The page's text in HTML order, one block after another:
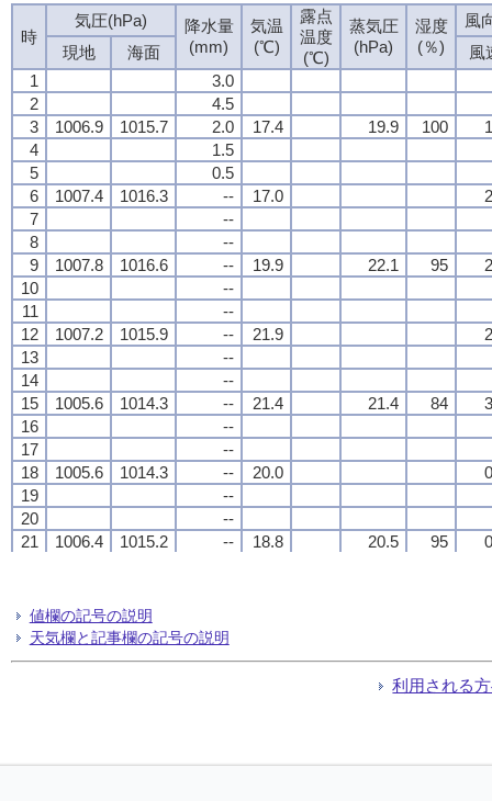
時
気圧(hPa)
降水量
(mm)
気温
(℃)
露点
温度
(℃)
蒸気圧
(hPa)
湿度
(％)
風
現地
海面
風
1
3.0
2
4.5
3
1006.9 1015.7 2.0 17.4 19.9 100
4
1.5
5
0.5
6
1007.4 1016.3 -- 17.0
7
--
8
--
9
1007.8 1016.6 -- 19.9 22.1 95
10
--
11
--
12
1007.2 1015.9 -- 21.9
13
--
14
--
15
1005.6 1014.3 -- 21.4 21.4 84
16
--
17
--
18
1005.6 1014.3 -- 20.0
19
--
20
--
21
1006.4 1015.2 -- 18.8 20.5 95
24
1005.9 1014.7
時
気圧(hPa)
降水量
(mm)
気温
(℃)
露点
温度
(℃)
蒸気圧
(hPa)
湿度
(％)
風
現地
海面
風
1
3.0
2
4.5
3
1006.9 1015.7 2.0 17.4 19.9 100
4
1.5
5
0.5
6
1007.4 1016.3 -- 17.0
7
--
8
--
9
1007.8 1016.6 -- 19.9 22.1 95
10
--
11
--
12
1007.2 1015.9 -- 21.9
13
--
14
--
15
1005.6 1014.3 -- 21.4 21.4 84
16
--
17
--
18
1005.6 1014.3 -- 20.0
19
--
20
--
21
1006.4 1015.2 -- 18.8 20.5 95
24
1005.9 1014.7
時
気圧(hPa)
降水量
(mm)
気温
(℃)
露点
温度
(℃)
蒸気圧
(hPa)
湿度
(％)
風
現地
海面
風
1
3.0
2
4.5
3
1006.9 1015.7 2.0 17.4 19.9 100
4
1.5
5
0.5
6
1007.4 1016.3 -- 17.0
7
--
8
--
9
1007.8 1016.6 -- 19.9 22.1 95
10
--
11
--
12
1007.2 1015.9 -- 21.9
13
--
14
--
15
1005.6 1014.3 -- 21.4 21.4 84
16
--
17
--
18
1005.6 1014.3 -- 20.0
19
--
20
--
21
1006.4 1015.2 -- 18.8 20.5 95
24
1005.9 1014.7
時
気圧(hPa)
降水量
(mm)
気温
(℃)
露点
温度
(℃)
蒸気圧
(hPa)
湿度
(％)
風
現地
海面
風
1
3.0
2
4.5
3
1006.9 1015.7 2.0 17.4 19.9 100
4
1.5
5
0.5
6
1007.4 1016.3 -- 17.0
7
--
8
--
9
1007.8 1016.6 -- 19.9 22.1 95
10
--
11
--
12
1007.2 1015.9 -- 21.9
13
--
14
--
15
1005.6 1014.3 -- 21.4 21.4 84
16
--
17
--
18
1005.6 1014.3 -- 20.0
19
--
20
--
21
1006.4 1015.2 -- 18.8 20.5 95
24
1005.9 1014.7
値欄の記号の説明
天気欄と記事欄の記号の説明
利用される